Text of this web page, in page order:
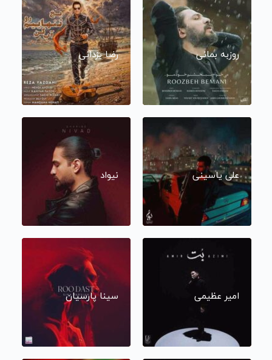
روزبه بمانی رضا یزدانی
علی یاسینی نیواد
امیر عظیمی سینا پارسیان